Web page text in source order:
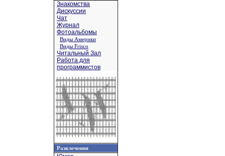
Знакомства
Дискуссии
Чат
Журнал
Фотоальбомы
Виды Америки
Виды Frisco
Читальный Зал
Работа для
программистов
Развлечения